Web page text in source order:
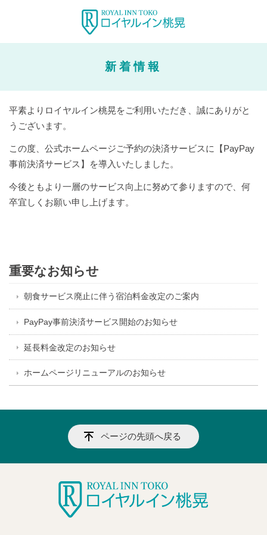
新着情報
平素よりロイヤルイン桃晃をご利用いただき、誠にありがと
うございます。
この度、公式ホームページご予約の決済サービスに【PayPay
事前決済サービス】を導入いたしました。
今後ともより一層のサービス向上に努めて参りますので、何
卒宜しくお願い申し上げます。
重要なお知らせ
朝食サービス廃止に伴う宿泊料金改定のご案内
PayPay事前決済サービス開始のお知らせ
延長料金改定のお知らせ
ホームページリニューアルのお知らせ
ページの先頭へ戻る